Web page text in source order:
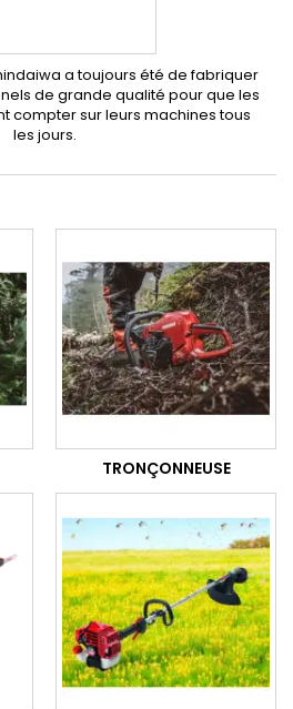
a toujours été de fabriquer
de grande qualité pour que les
compter sur leurs machines tous
les jours.
TRONÇONNEUSE